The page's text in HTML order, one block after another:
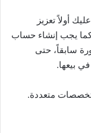
أولاً تعزيز
كما يجب إنشاء حساب
سابقاً، حتى
بيعها.
متعددة.